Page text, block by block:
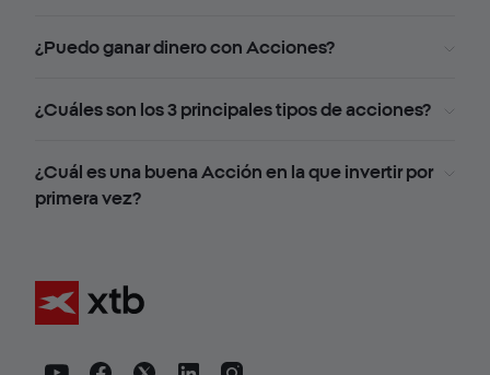
¿Puedo ganar dinero con Acciones?
¿Cuáles son los 3 principales tipos de acciones?
¿Cuál es una buena Acción en la que invertir por
primera vez?